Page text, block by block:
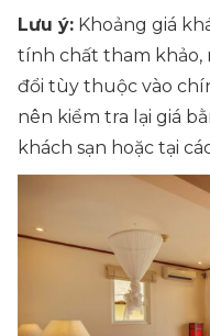
Lưu ý: Khoảng giá
tính chất tham khảo,
đổi tùy thuộc vào
nên kiểm tra lại giá
khách sạn hoặc tại